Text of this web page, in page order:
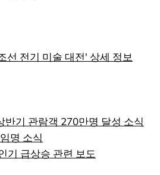
선 전기 미술 대전' 상세 정보
반기 관람객 270만명 달성 소식
명 소식
기 급상승 관련 보도